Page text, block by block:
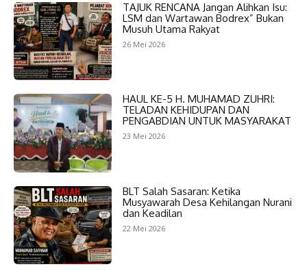
TAJUK RENCANA Jangan Alihkan Isu:
LSM dan Wartawan Bodrex” Bukan
Musuh Utama Rakyat
26 Mei 2026
HAUL KE-5 H. MUHAMAD ZUHRI:
TELADAN KEHIDUPAN DAN
PENGABDIAN UNTUK MASYARAKAT
23 Mei 2026
BLT Salah Sasaran: Ketika
Musyawarah Desa Kehilangan Nurani
dan Keadilan
22 Mei 2026